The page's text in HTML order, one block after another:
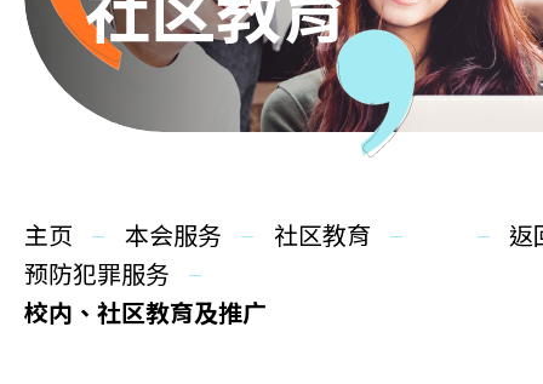
主页
更生同行
精神健康
主页 本会服务
社区教育
预防犯罪服务
校内、社区教育及推广
返